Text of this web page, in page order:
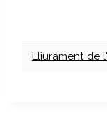
Lliurament de